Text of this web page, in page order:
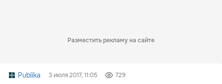
Разместить рекламу на сайте
Publika 3 июля 2017, 11:05 729